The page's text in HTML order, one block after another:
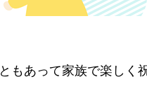
もあって家族で楽しく